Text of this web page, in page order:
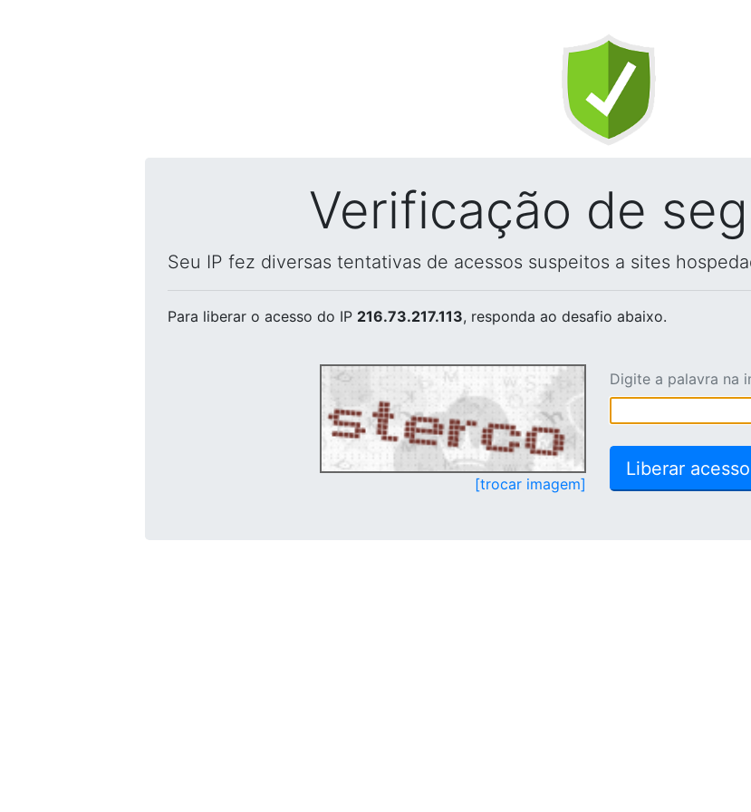
Verificação de
Seu IP fez diversas tentativas de acessos suspeitos a sites
Para liberar o acesso do IP 216.73.217.113, responda ao desafio abaixo.
[trocar imagem]
Digite a palavra na